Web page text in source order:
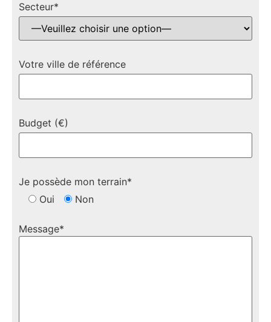
Secteur*
Votre ville de référence
Budget (€)
Je possède mon terrain*
Oui
Non
Message*